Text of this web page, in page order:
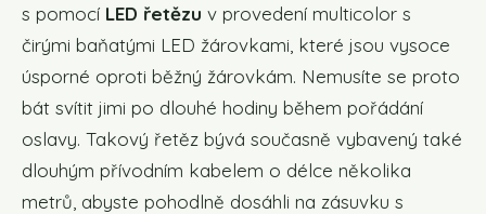
s pomocí LED řetězu v provedení multicolor s
čirými baňatými LED žárovkami, které jsou vysoce
úsporné oproti běžný žárovkám. Nemusíte se proto
bát svítit jimi po dlouhé hodiny během pořádání
oslavy. Takový řetěz bývá současně vybavený také
dlouhým přívodním kabelem o délce několika
metrů, abyste pohodlně dosáhli na zásuvku s